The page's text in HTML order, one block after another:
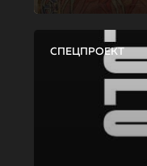
СПЕЦПРОЕКТ